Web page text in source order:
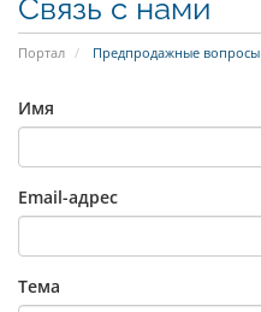
Связь с нами
Портал Предпродажные вопросы
Имя
Email-адрес
Тема